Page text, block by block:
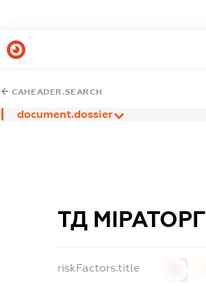
CAHEADER.SEARCH
document.dossier
ТД МІРАТОРГ
riskFactors.title